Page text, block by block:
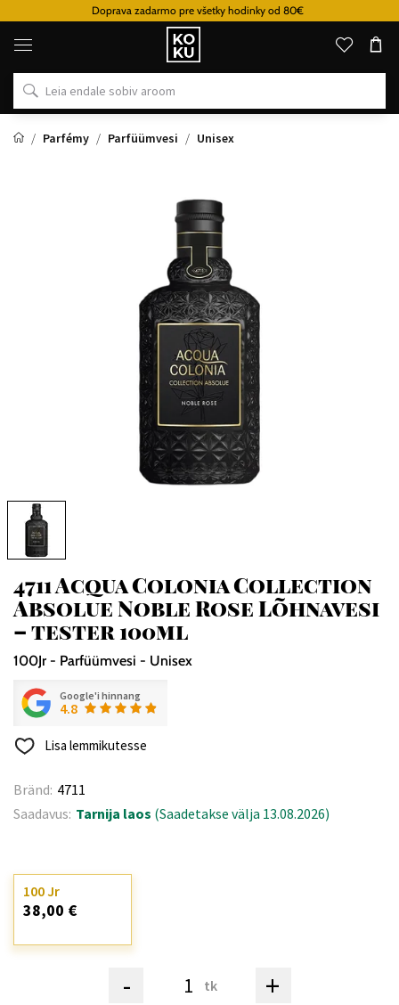
Doprava zadarmo pre všetky hodinky od 80€
Originaalsed
parfüümid
kellad
ühes
Parfémy Parfüümvesi Unisex
4711 Acqua Colonia Collection
Absolue Noble Rose Lõhnavesi
– tester 100ml
100Jr - Parfüümvesi - Unisex
Google'i hinnang
4.8
Lisa lemmikutesse
Bränd: 4711
Saadavus: Tarnija laos (Saadetakse välja 13.08.2026)
- tk +
100 Jr
38,00 €